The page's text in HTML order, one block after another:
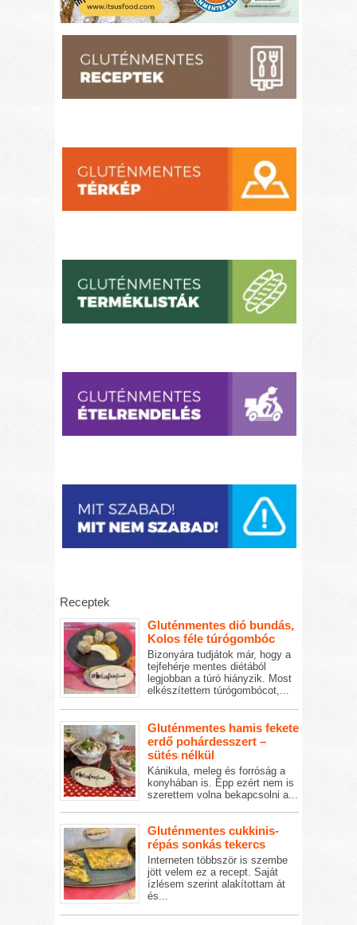
Receptek
Gluténmentes dió bundás,
Kolos féle túrógombóc
Bizonyára tudjátok már, hogy a
tejfehérje mentes diétából
legjobban a túró hiányzik. Most
elkészítettem túrógombócot,...
Gluténmentes hamis fekete
erdő pohárdesszert –
sütés nélkül
Kánikula, meleg és forróság a
konyhában is. Épp ezért nem is
szerettem volna bekapcsolni a...
Gluténmentes cukkinis-
répás sonkás tekercs
Interneten többször is szembe
jött velem ez a recept. Saját
ízlésem szerint alakítottam át
és...